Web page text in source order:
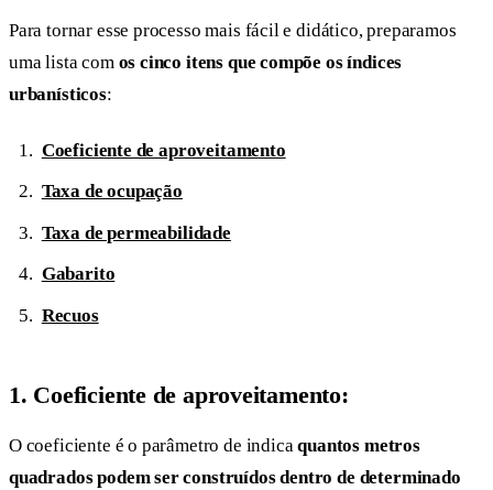
Para tornar esse processo mais fácil e didático, preparamos
uma lista com os cinco itens que compõe os índices
urbanísticos:
Coeficiente de aproveitamento
Taxa de ocupação
Taxa de permeabilidade
Gabarito
Recuos
1. Coeficiente de aproveitamento:
O coeficiente é o parâmetro de indicaquantos metros
quadrados podem ser construídos dentro de determinado